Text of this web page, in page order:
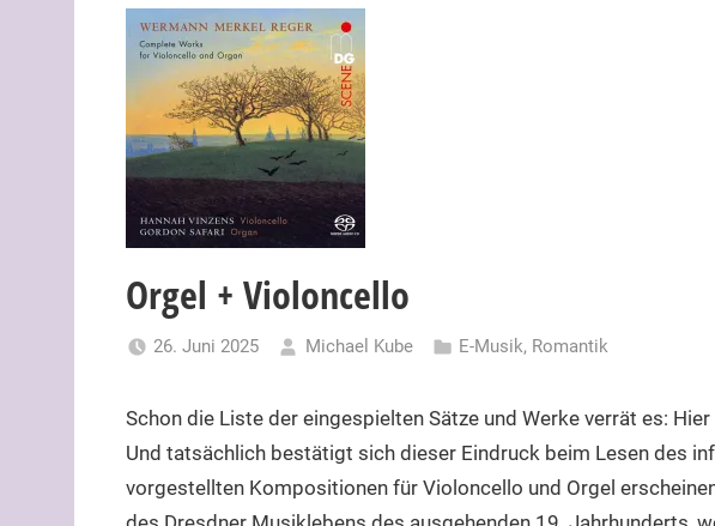
Orgel + Violoncello
26. Juni 2025 Michael Kube E-Musik, Romantik
Schon die Liste der eingespielten Sätze und Werke verrät es:
Und tatsächlich bestätigt sich dieser Eindruck beim Lesen des
vorgestellten Kompositionen für Violoncello und Orgel